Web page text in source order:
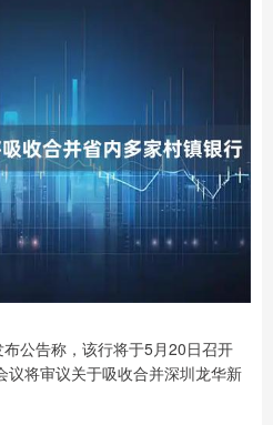
公告称，该行将于5月20日召开
将审议关于吸收合并深圳龙华新